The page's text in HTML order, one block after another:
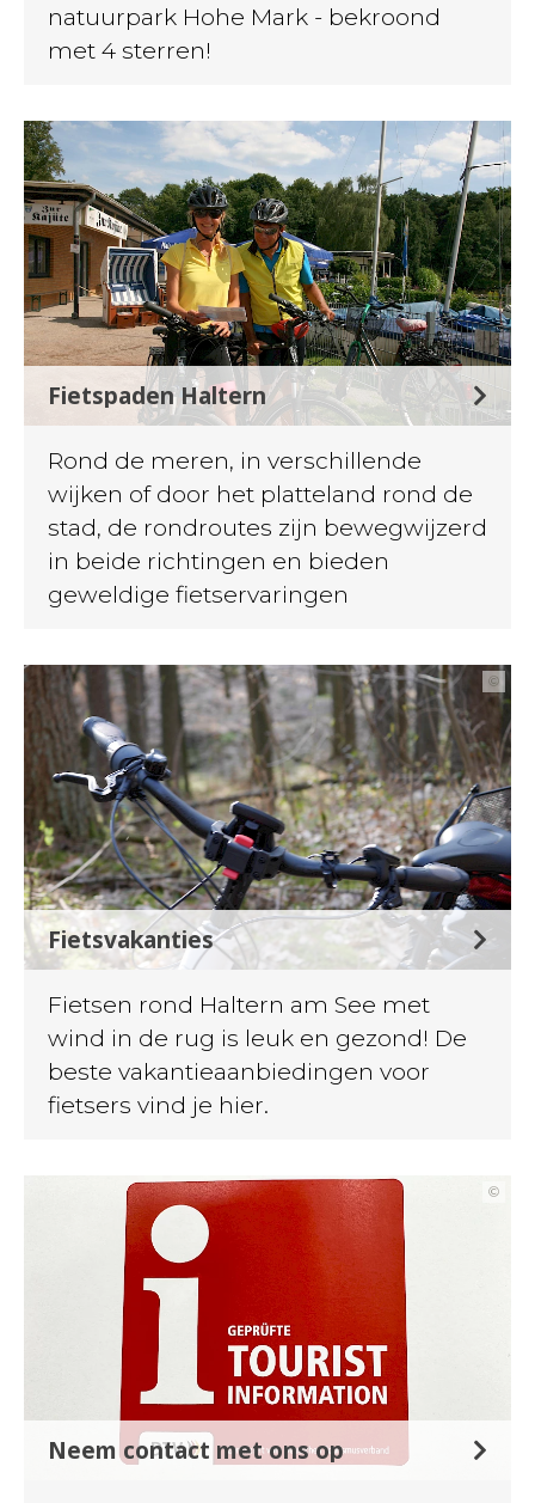
natuurpark Hohe Mark - bekroond
met 4 sterren!
Fietspaden Haltern
Rond de meren, in verschillende
wijken of door het platteland rond de
stad, de rondroutes zijn bewegwijzerd
in beide richtingen en bieden
geweldige fietservaringen
©
Fietsvakanties
Fietsen rond Haltern am See met
wind in de rug is leuk en gezond! De
beste vakantieaanbiedingen voor
fietsers vind je hier.
©
Neem contact met ons op